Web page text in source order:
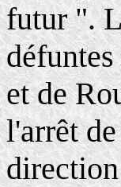
futur ".
et de
l'arrêt